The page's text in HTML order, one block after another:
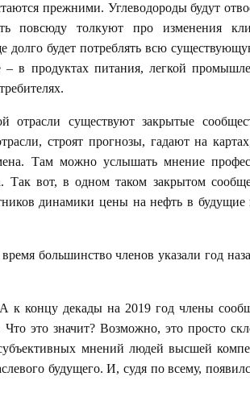
прежними. Углеводороды будут
повсюду толкуют про изменения
долго будет потреблять всю
в продуктах питания, легкой
отрасли существуют закрытые
строят прогнозы, гадают на
Там можно услышать мнение
Так вот, в одном таком закрытом
динамики цены на нефть в
большинство членов указали год
к концу декады на 2019 год члены
это значит? Возможно, это просто
мнений людей высшей
будущего. И, судя по всему,